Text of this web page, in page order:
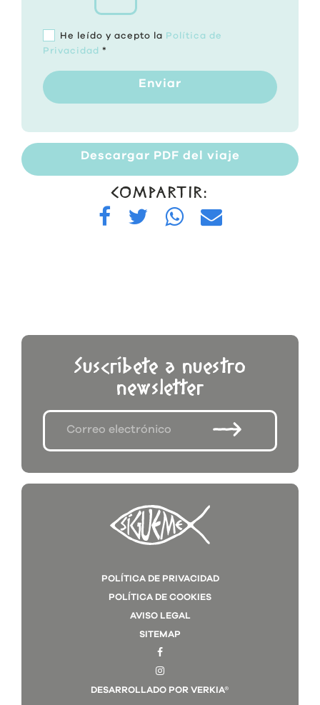
He leído y acepto la Política de
Privacidad *
Enviar
Descargar PDF del viaje
COMPARTIR:
Suscríbete a nuestro
newsletter
POLÍTICA DE PRIVACIDAD
POLÍTICA DE COOKIES
AVISO LEGAL
SITEMAP
DESARROLLADO POR VERKIA®